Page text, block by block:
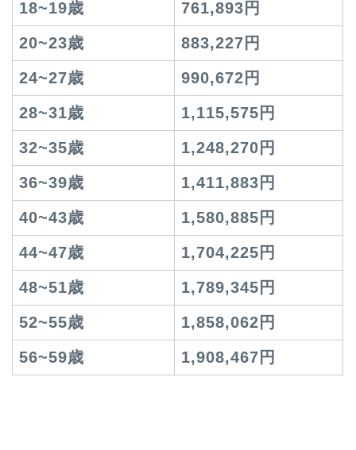
18~19歳
761,893円
20~23歳
883,227円
24~27歳
990,672円
28~31歳
1,115,575円
32~35歳
1,248,270円
36~39歳
1,411,883円
40~43歳
1,580,885円
44~47歳
1,704,225円
48~51歳
1,789,345円
52~55歳
1,858,062円
56~59歳
1,908,467円